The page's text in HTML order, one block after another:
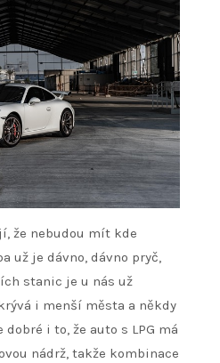
že nebudou mít kde
už je dávno, dávno pryč,
stanic je u nás už
i menší města a někdy
dobré i to, že auto s LPG má
nádrž, takže kombinace